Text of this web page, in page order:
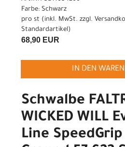
Farbe: Schwarz
pro st (inkl. MwSt. zzgl.
Standardartikel)
68,90 EUR
IN DEN
Schwalbe
WICKED WILL
Line